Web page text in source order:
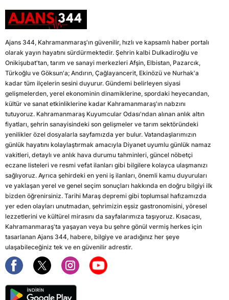
Ajans 344, Kahramanmaraş'ın güvenilir, hızlı ve kapsamlı haber portalı
olarak yayın hayatını sürdürmektedir. Şehrin kalbi Dulkadiroğlu ve
Onikişubat'tan, tarım ve sanayi merkezleri Afşin, Elbistan, Pazarcık,
Türkoğlu ve Göksun'a; Andırın, Çağlayancerit, Ekinözü ve Nurhak'a
kadar tüm ilçelerin sesini duyurur. Gündemi belirleyen siyasi
gelişmelerden, yerel ekonominin dinamiklerine, spordaki heyecandan,
kültür ve sanat etkinliklerine kadar Kahramanmaraş'ın nabzını
tutuyoruz. Kahramanmaraş Kuyumcular Odası'ndan alınan anlık altın
fiyatları, şehrin sanayisindeki son gelişmeler ve tarım sektöründeki
yenilikler özel dosyalarla sayfamızda yer bulur. Vatandaşlarımızın
günlük hayatını kolaylaştırmak amacıyla Diyanet uyumlu günlük namaz
vakitleri, detaylı ve anlık hava durumu tahminleri, güncel nöbetçi
eczane listeleri ve resmi vefat ilanları gibi bilgilere kolayca ulaşmanızı
sağlıyoruz. Ayrıca şehirdeki en yeni iş ilanları, önemli kamu duyuruları
ve yaklaşan yerel ve genel seçim sonuçları hakkında en doğru bilgiyi ilk
bizden öğrenirsiniz. Tarihi Maraş depremi gibi toplumsal hafızamızda
yer eden olayları unutmadan, şehrimizin eşsiz gastronomisini, yöresel
lezzetlerini ve kültürel mirasını da sayfalarımıza taşıyoruz. Kısacası,
Kahramanmaraş'ta yaşayan veya bu şehre gönül vermiş herkes için
tasarlanan Ajans 344, habere, bilgiye ve aradığınız her şeye
ulaşabileceğiniz tek ve en güvenilir adrestir.